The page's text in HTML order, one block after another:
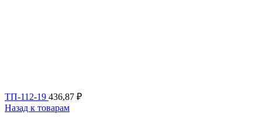
ТП-112-19 436,87 ₽
Назад к товарам